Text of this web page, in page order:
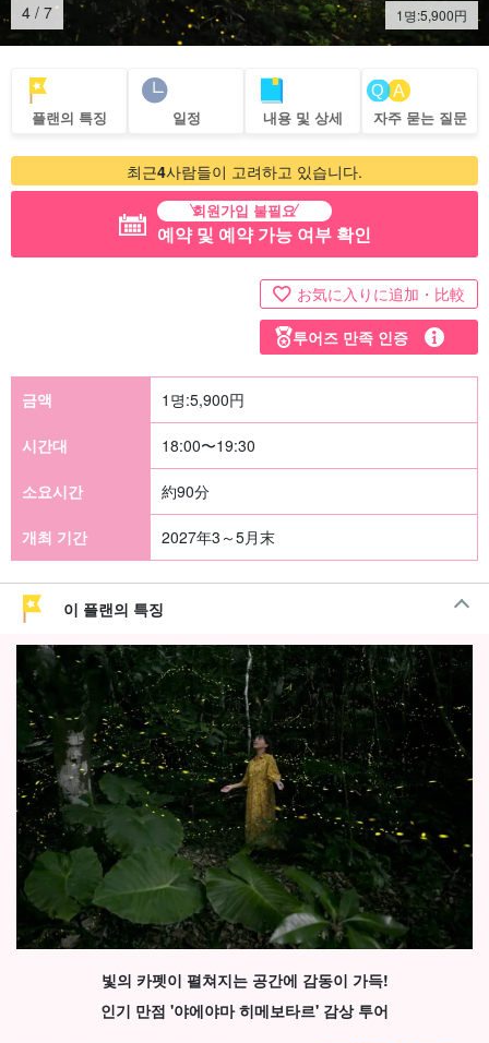
4 / 7 1명:5,900円
플랜의 특징 일정 내용 및 상세 자주 묻는 질문
최근4사람들이 고려하고 있습니다.
회원가입 불필요
예약 및 예약 가능 여부 확인
お気に入りに追加・比較
투어즈 만족 인증
금액 1명:5,900円
시간대 18:00〜19:30
소요시간 約90分
개최 기간 2027年3～5月末
이 플랜의 특징
빛의 카펫이 펼쳐지는 공간에 감동이 가득!
인기 만점 '야에야마 히메보타르' 감상 투어